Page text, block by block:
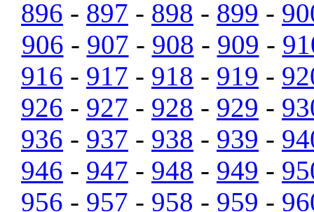
896 - 897 - 898 - 899 -
906 - 907 - 908 - 909 -
916 - 917 - 918 - 919 -
926 - 927 - 928 - 929 -
936 - 937 - 938 - 939 -
946 - 947 - 948 - 949 -
956 - 957 - 958 - 959 -